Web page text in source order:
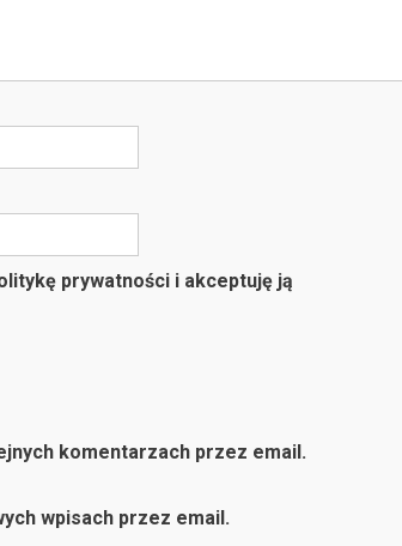
prywatności i akceptuję ją
komentarzach przez email.
wpisach przez email.